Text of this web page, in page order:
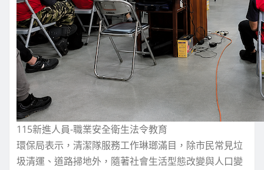
115新進人員-職業安全衛生法令教育
環保局表示，清潔隊服務工作琳瑯滿目，除市民常見垃
圾清運、道路掃地外，隨著社會生活型態改變與人口變